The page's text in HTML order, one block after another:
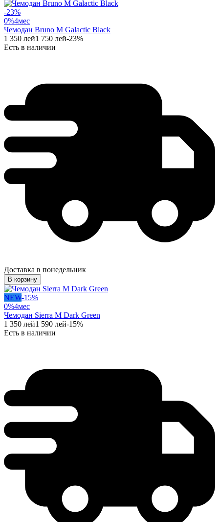
-23%
0%4мес
Чемодан Bruno M Galactic Black
1 350 лей1 750 лей-23%
Есть в наличии
Доставка в понедельник
В корзину
NEW-15%
0%4мес
Чемодан Sierra M Dark Green
1 350 лей1 590 лей-15%
Есть в наличии